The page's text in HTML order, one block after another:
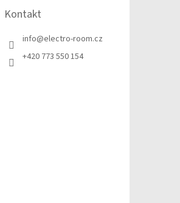
Kontakt
info@electro-room.cz
+420 773 550 154